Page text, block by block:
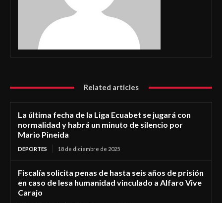
Related articles
La última fecha de la Liga Ecuabet se jugará con
normalidad y habrá un minuto de silencio por
Mario Pineida
DEPORTES 18 de diciembre de 2025
Fiscalía solicita penas de hasta seis años de prisión
en caso de lesa humanidad vinculado a Alfaro Vive
Carajo